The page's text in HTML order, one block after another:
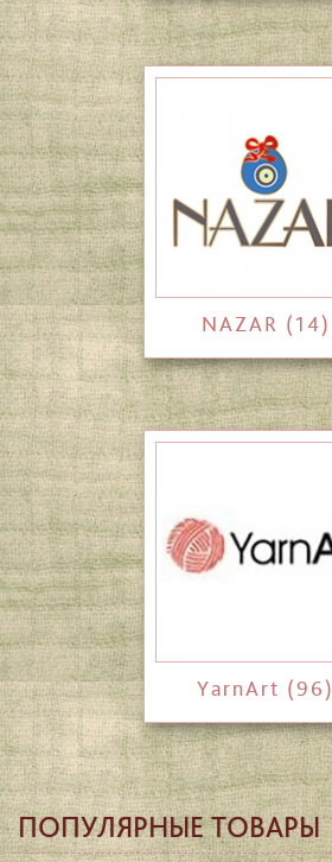
NAZAR (14)
YarnArt (96)
ПОПУЛЯРНЫЕ ТОВАРЫ